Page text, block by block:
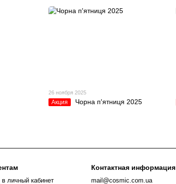
26 ноября 2025
Акция Чорна п'ятниця 2025
в личный кабинет
Контактная информация
mail@cosmic.com.ua